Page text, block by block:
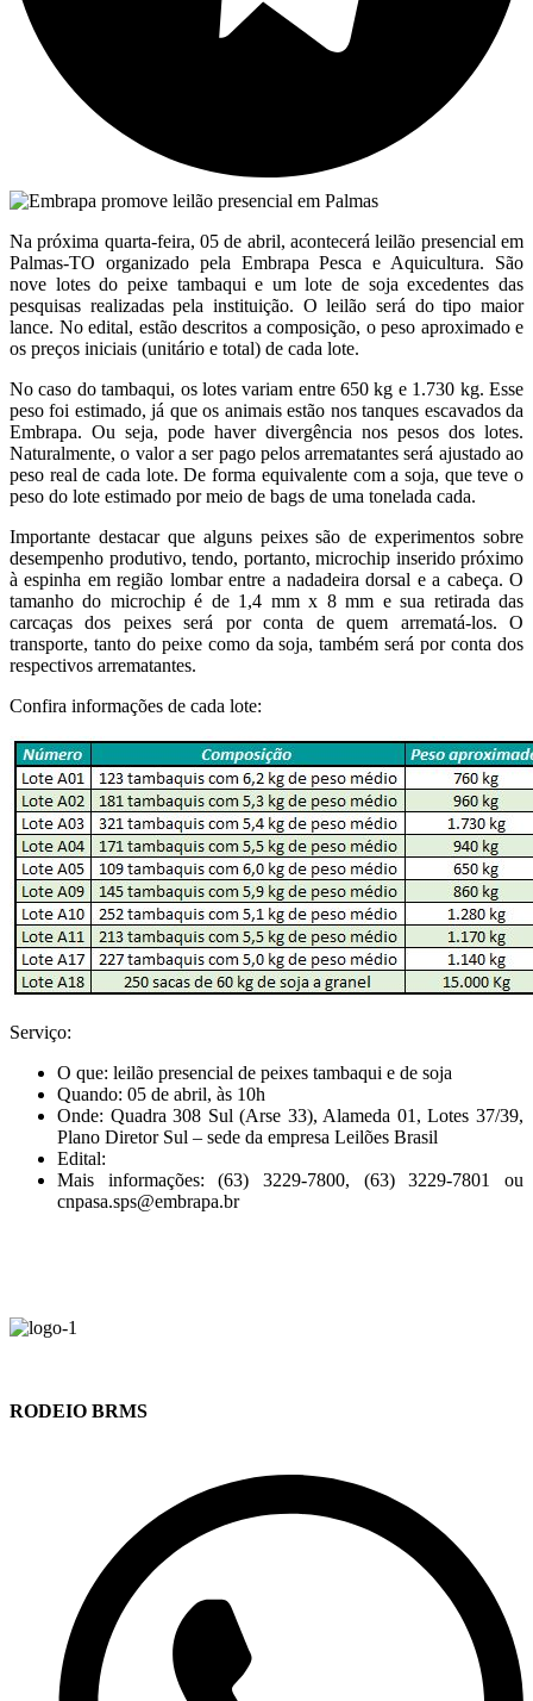
Na próxima quarta-feira, 05 de abril, acontecerá leilão presencial em
Palmas-TO organizado pela Embrapa Pesca e Aquicultura. São
nove lotes do peixe tambaqui e um lote de soja excedentes das
pesquisas realizadas pela instituição. O leilão será do tipo maior
lance. No edital, estão descritos a composição, o peso aproximado e
os preços iniciais (unitário e total) de cada lote.
No caso do tambaqui, os lotes variam entre 650 kg e 1.730 kg. Esse
peso foi estimado, já que os animais estão nos tanques escavados da
Embrapa. Ou seja, pode haver divergência nos pesos dos lotes.
Naturalmente, o valor a ser pago pelos arrematantes será ajustado ao
peso real de cada lote. De forma equivalente com a soja, que teve o
peso do lote estimado por meio de bags de uma tonelada cada.
Importante destacar que alguns peixes são de experimentos sobre
desempenho produtivo, tendo, portanto, microchip inserido próximo
à espinha em região lombar entre a nadadeira dorsal e a cabeça. O
tamanho do microchip é de 1,4 mm x 8 mm e sua retirada das
carcaças dos peixes será por conta de quem arrematá-los. O
transporte, tanto do peixe como da soja, também será por conta dos
respectivos arrematantes.
Confira informações de cada lote:
Serviço:
O que: leilão presencial de peixes tambaqui e de soja
Quando: 05 de abril, às 10h
Onde: Quadra 308 Sul (Arse 33), Alameda 01, Lotes 37/39,
Plano Diretor Sul – sede da empresa Leilões Brasil
Edital:
Mais informações: (63) 3229-7800, (63) 3229-7801 ou
cnpasa.sps@embrapa.br
RODEIO BRMS